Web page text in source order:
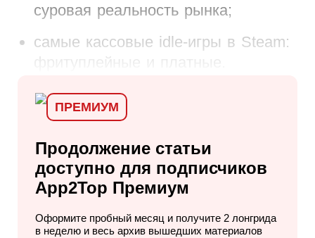
суровая реальность рынка;
самые кассовые idle-игры в Steam:
фритуплейные и платные.
ПРЕМИУМ
Продолжение статьи
доступно для подписчиков
App2Top Премиум
Оформите пробный месяц и получите 2 лонгрида
в неделю и весь архив вышедших материалов